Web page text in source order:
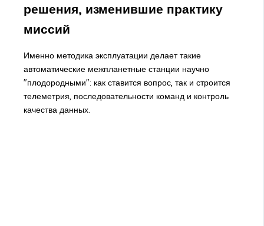
решения, изменившие практику
миссий
Именно методика эксплуатации делает такие
автоматические межпланетные станции научно
"плодородными": как ставится вопрос, так и строится
телеметрия, последовательности команд и контроль
качества данных.